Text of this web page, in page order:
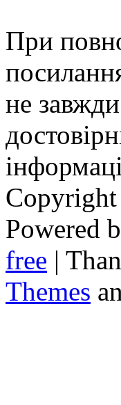
При
не завжди
Powered
free |
Themes